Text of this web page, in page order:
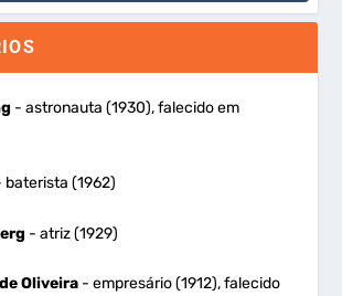
- astronauta (1930), falecido em
baterista (1962)
- atriz (1929)
Oliveira - empresário (1912), falecido